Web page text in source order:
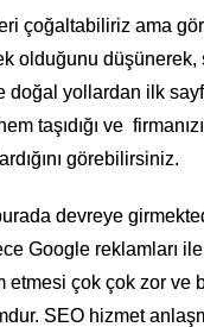
çoğaltabiliriz ama
olduğunu düşünerek,
doğal yollardan ilk
taşıdığı ve
görebilirsiniz.
devreye
Google reklamları
etmesi çok çok zor ve
SEO hizmet